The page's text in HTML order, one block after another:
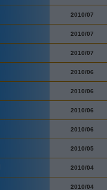
2010/07
2010/07
2010/07
2010/06
2010/06
2010/06
2010/06
2010/05
2010/04
2010/04